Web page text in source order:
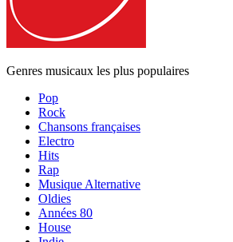
Genres musicaux les plus populaires
Pop
Rock
Chansons françaises
Electro
Hits
Rap
Musique Alternative
Oldies
Années 80
House